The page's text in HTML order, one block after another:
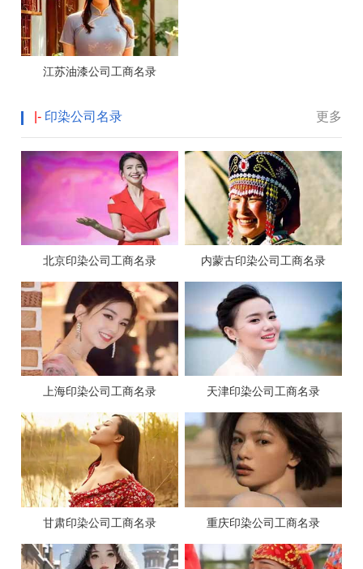
江苏油漆公司工商名录
更多
|- 印染公司名录
北京印染公司工商名录 内蒙古印染公司工商名录
上海印染公司工商名录 天津印染公司工商名录
甘肃印染公司工商名录 重庆印染公司工商名录